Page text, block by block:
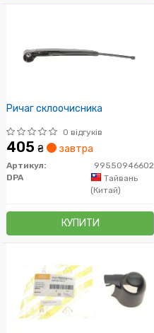
Ричаг склоочисника
0 відгуків
405 ₴ завтра
Артикул:
99550946602
DPA
Тайвань
(Китай)
КУПИТИ